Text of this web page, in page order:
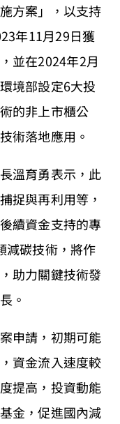
方案」，以支持
年11月29日獲
並在2024年2月
境部設定6大投
的非上市櫃公
術落地應用。
溫育勇表示，此
捉與再利用等，
續資金支持的專
減碳技術，將作
助力關鍵技術發
。
申請，初期可能
資金流入速度較
提高，投資動能
金，促進國內減